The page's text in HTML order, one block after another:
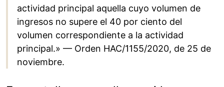
actividad principal aquella cuyo volumen de
ingresos no supere el 40 por ciento del
volumen correspondiente a la actividad
principal.» — Orden HAC/1155/2020, de 25 de
noviembre.